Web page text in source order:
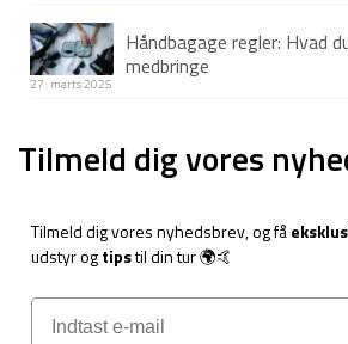
Håndbagage regler: Hvad
medbringe
27. marts 2025
Tilmeld dig vores
Tilmeld dig vores nyhedsbrev, og få
udstyr ogtipstil din tur 🌍🤙